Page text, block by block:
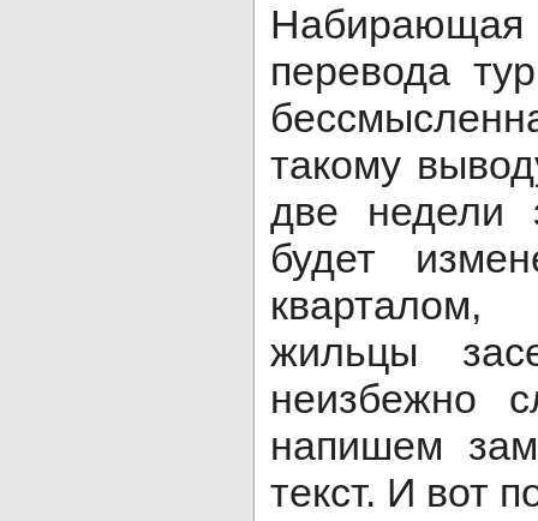
Набирающая
перевода
такому
две недели
будет
кварталом,
жильцы
неизбежно
напишем
текст. И вот